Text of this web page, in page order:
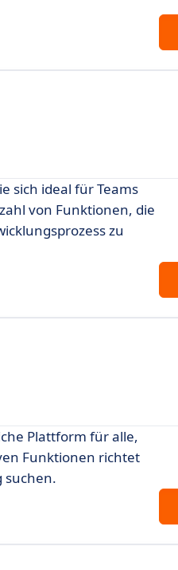
sich ideal für Teams
von Funktionen, die
zu
Plattform für alle,
Funktionen richtet
suchen.